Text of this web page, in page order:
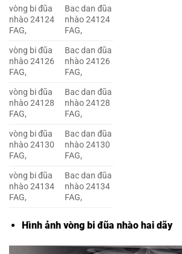
vòng bi đũa
nhào 24124
FAG,
Bac dan đũa
nhào 24124
FAG,
vòng bi đũa
nhào 24126
FAG,
Bac dan đũa
nhào 24126
FAG,
vòng bi đũa
nhào 24128
FAG,
Bac dan đũa
nhào 24128
FAG,
vòng bi đũa
nhào 24130
FAG,
Bac dan đũa
nhào 24130
FAG,
vòng bi đũa
nhào 24134
FAG,
Bac dan đũa
nhào 24134
FAG,
Hình ảnh vòng bi đũa nhào hai dãy